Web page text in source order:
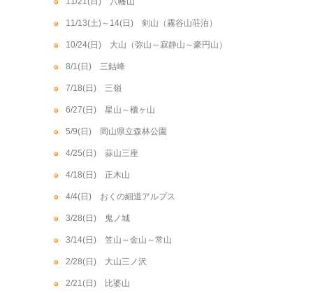
11/13(土)～14(日) 剣山（霧谷山荘泊）
10/24(日) 大山（弥山～寂静山～豪円山）
8/1(日) 三鈷峰
7/18(日) 三嶺
6/27(日) 星山～櫃ヶ山
5/9(日) 岡山県立森林公園
4/25(日) 蒜山三座
4/18(日) 正木山
4/4(日) おくの細道アルプス
3/28(日) 鬼ノ城
3/14(日) 笠山～金山～常山
2/28(日) 大山三ノ沢
2/21(日) 比婆山